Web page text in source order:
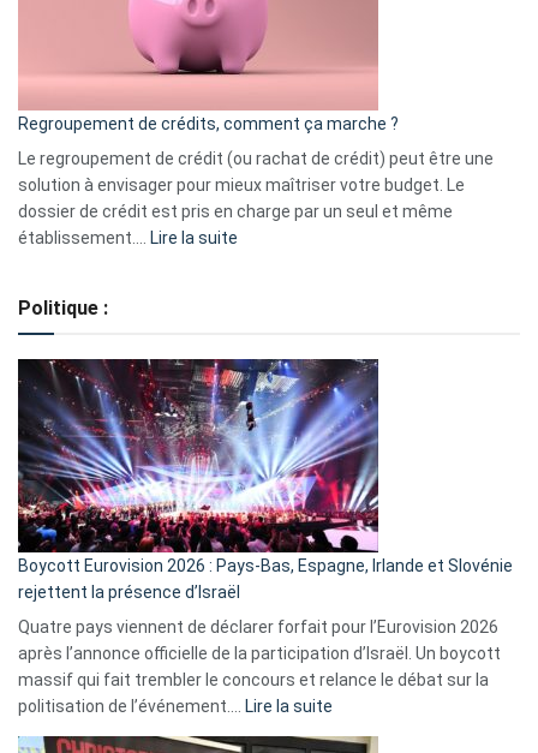
début
2023
Regroupement de crédits, comment ça marche ?
Le regroupement de crédit (ou rachat de crédit) peut être une
solution à envisager pour mieux maîtriser votre budget. Le
dossier de crédit est pris en charge par un seul et même
établissement.…
Lire la suite
ça
marche
?
Politique :
Boycott Eurovision 2026 : Pays-Bas, Espagne, Irlande et Slovénie
rejettent la présence d’Israël
Quatre pays viennent de déclarer forfait pour l’Eurovision 2026
après l’annonce officielle de la participation d’Israël. Un boycott
massif qui fait trembler le concours et relance le débat sur la
politisation de l’événement.…
Lire la suite